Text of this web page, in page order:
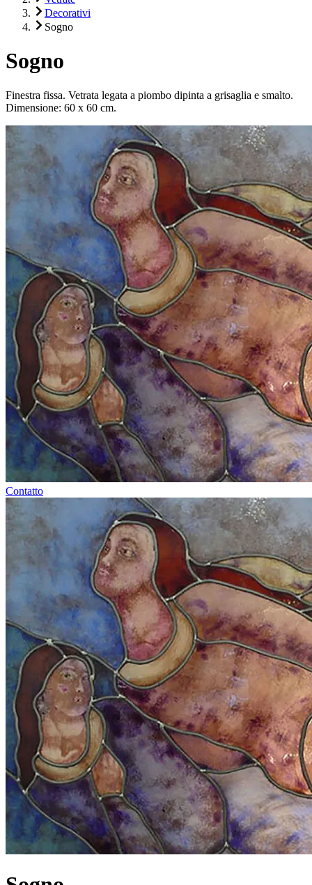
Decorativi
Sogno
Sogno
Finestra fissa. Vetrata legata a piombo dipinta a grisaglia e smalto.
Dimensione: 60 x 60 cm.
Contatto